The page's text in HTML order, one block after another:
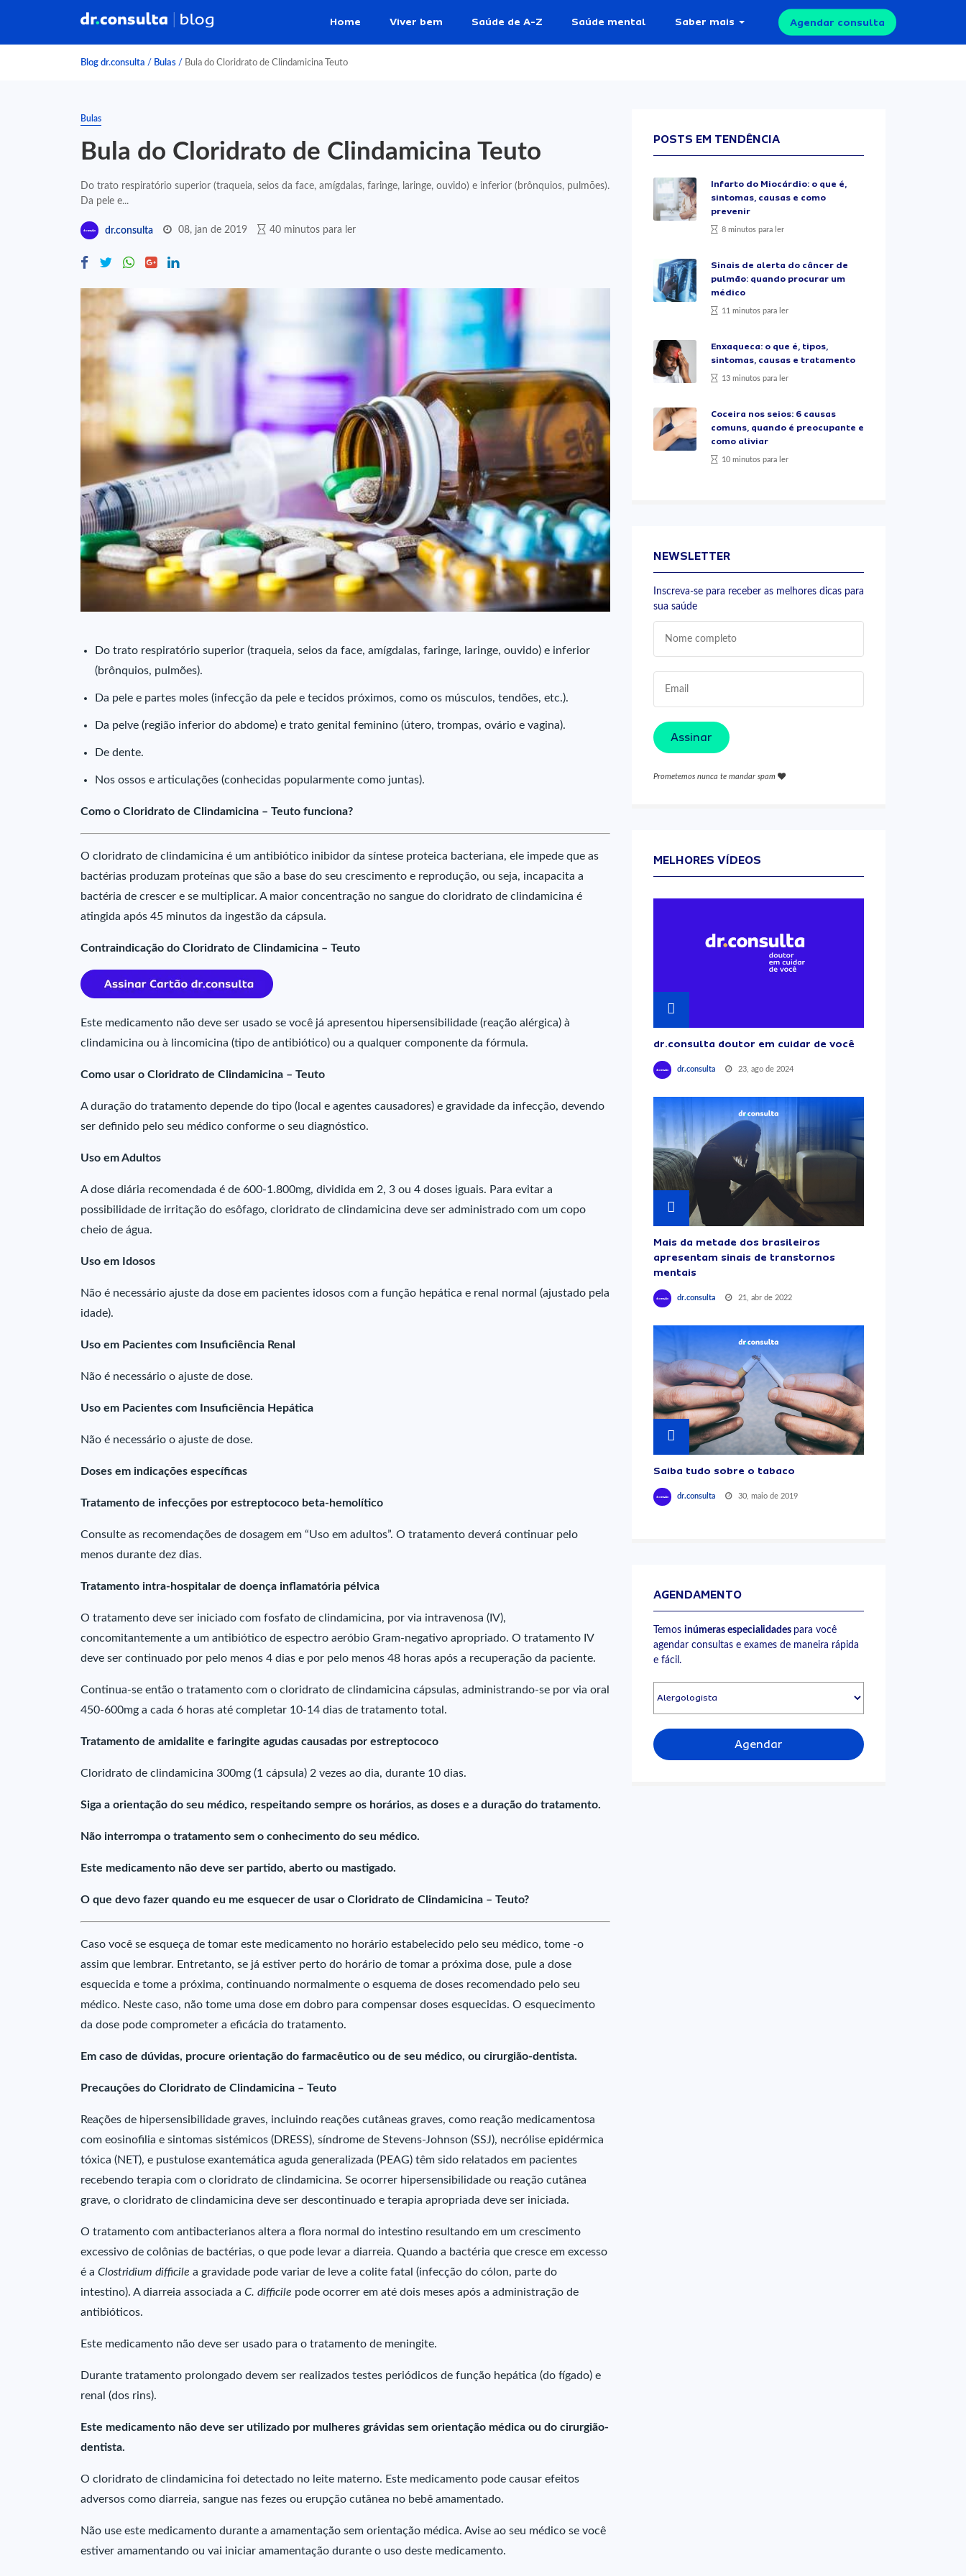
Home Viver bem Saúde de A-Z Saúde mental Saber mais Agendar consulta
Blog dr.consulta / Bulas / Bula do Cloridrato de Clindamicina Teuto
Bulas
Bula do Cloridrato de Clindamicina Teuto
Do trato respiratório superior (traqueia, seios da face, amígdalas, faringe, laringe, ouvido) e inferior (brônquios, pulmões).
Da pele e...
dr.consulta 08, jan de 2019 40 minutos para ler
Do trato respiratório superior (traqueia, seios da face, amígdalas, faringe, laringe, ouvido) e inferior
(brônquios, pulmões).
Da pele e partes moles (infecção da pele e tecidos próximos, como os músculos, tendões, etc.).
Da pelve (região inferior do abdome) e trato genital feminino (útero, trompas, ovário e vagina).
De dente.
Nos ossos e articulações (conhecidas popularmente como juntas).
Como o Cloridrato de Clindamicina – Teuto funciona?
O cloridrato de clindamicina é um antibiótico inibidor da síntese proteica bacteriana, ele impede que as
bactérias produzam proteínas que são a base do seu crescimento e reprodução, ou seja, incapacita a
bactéria de crescer e se multiplicar. A maior concentração no sangue do cloridrato de clindamicina é
atingida após 45 minutos da ingestão da cápsula.
Contraindicação do Cloridrato de Clindamicina – Teuto
Este medicamento não deve ser usado se você já apresentou hipersensibilidade (reação alérgica) à
clindamicina ou à lincomicina (tipo de antibiótico) ou a qualquer componente da fórmula.
Como usar o Cloridrato de Clindamicina – Teuto
A duração do tratamento depende do tipo (local e agentes causadores) e gravidade da infecção, devendo
ser definido pelo seu médico conforme o seu diagnóstico.
Uso em Adultos
A dose diária recomendada é de 600-1.800mg, dividida em 2, 3 ou 4 doses iguais. Para evitar a
possibilidade de irritação do esôfago, cloridrato de clindamicina deve ser administrado com um copo
cheio de água.
Uso em Idosos
Não é necessário ajuste da dose em pacientes idosos com a função hepática e renal normal (ajustado pela
idade).
Uso em Pacientes com Insuficiência Renal
Não é necessário o ajuste de dose.
Uso em Pacientes com Insuficiência Hepática
Não é necessário o ajuste de dose.
Doses em indicações específicas
Tratamento de infecções por estreptococo beta-hemolítico
Consulte as recomendações de dosagem em “Uso em adultos”. O tratamento deverá continuar pelo
menos durante dez dias.
Tratamento intra-hospitalar de doença inflamatória pélvica
O tratamento deve ser iniciado com fosfato de clindamicina, por via intravenosa (IV),
concomitantemente a um antibiótico de espectro aeróbio Gram-negativo apropriado. O tratamento IV
deve ser continuado por pelo menos 4 dias e por pelo menos 48 horas após a recuperação da paciente.
Continua-se então o tratamento com o cloridrato de clindamicina cápsulas, administrando-se por via oral
450-600mg a cada 6 horas até completar 10-14 dias de tratamento total.
Tratamento de amidalite e faringite agudas causadas por estreptococo
Cloridrato de clindamicina 300mg (1 cápsula) 2 vezes ao dia, durante 10 dias.
Siga a orientação do seu médico, respeitando sempre os horários, as doses e a duração do tratamento.
Não interrompa o tratamento sem o conhecimento do seu médico.
Este medicamento não deve ser partido, aberto ou mastigado.
O que devo fazer quando eu me esquecer de usar o Cloridrato de Clindamicina – Teuto?
Caso você se esqueça de tomar este medicamento no horário estabelecido pelo seu médico, tome -o
assim que lembrar. Entretanto, se já estiver perto do horário de tomar a próxima dose, pule a dose
esquecida e tome a próxima, continuando normalmente o esquema de doses recomendado pelo seu
médico. Neste caso, não tome uma dose em dobro para compensar doses esquecidas. O esquecimento
da dose pode comprometer a eficácia do tratamento.
Em caso de dúvidas, procure orientação do farmacêutico ou de seu médico, ou cirurgião-dentista.
Precauções do Cloridrato de Clindamicina – Teuto
Reações de hipersensibilidade graves, incluindo reações cutâneas graves, como reação medicamentosa
com eosinofilia e sintomas sistémicos (DRESS), síndrome de Stevens-Johnson (SSJ), necrólise epidérmica
tóxica (NET), e pustulose exantemática aguda generalizada (PEAG) têm sido relatados em pacientes
recebendo terapia com o cloridrato de clindamicina. Se ocorrer hipersensibilidade ou reação cutânea
grave, o cloridrato de clindamicina deve ser descontinuado e terapia apropriada deve ser iniciada.
O tratamento com antibacterianos altera a flora normal do intestino resultando em um crescimento
excessivo de colônias de bactérias, o que pode levar a diarreia. Quando a bactéria que cresce em excesso
é a Clostridium difficile a gravidade pode variar de leve a colite fatal (infecção do cólon, parte do
intestino). A diarreia associada a C. difficile pode ocorrer em até dois meses após a administração de
antibióticos.
Este medicamento não deve ser usado para o tratamento de meningite.
Durante tratamento prolongado devem ser realizados testes periódicos de função hepática (do fígado) e
renal (dos rins).
Este medicamento não deve ser utilizado por mulheres grávidas sem orientação médica ou do cirurgião-
dentista.
O cloridrato de clindamicina foi detectado no leite materno. Este medicamento pode causar efeitos
adversos como diarreia, sangue nas fezes ou erupção cutânea no bebê amamentado.
Não use este medicamento durante a amamentação sem orientação médica. Avise ao seu médico se você
estiver amamentando ou vai iniciar amamentação durante o uso deste medicamento.
POSTS EM TENDÊNCIA
Infarto do Miocárdio: o que é,
sintomas, causas e como
prevenir
8 minutos para ler
Sinais de alerta do câncer de
pulmão: quando procurar um
médico
11 minutos para ler
Enxaqueca: o que é, tipos,
sintomas, causas e tratamento
13 minutos para ler
Coceira nos seios: 6 causas
comuns, quando é preocupante e
como aliviar
10 minutos para ler
NEWSLETTER
Inscreva-se para receber as melhores dicas para
sua saúde
Assinar
Prometemos nunca te mandar spam
MELHORES VÍDEOS
dr.consulta doutor em cuidar de você
dr.consulta 23, ago de 2024
Mais da metade dos brasileiros
apresentam sinais de transtornos
mentais
dr.consulta 21, abr de 2022
Saiba tudo sobre o tabaco
dr.consulta 30, maio de 2019
AGENDAMENTO
Temos inúmeras especialidades para você
agendar consultas e exames de maneira rápida
e fácil.
Agendar